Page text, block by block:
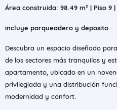
Área construida: 98.49 m² | Piso 9 |
incluye parqueadero y deposito
Descubra un espacio diseñado
de los sectores más tranquilos y
apartamento, ubicado en un
privilegiada y una distribución
modernidad y confort.